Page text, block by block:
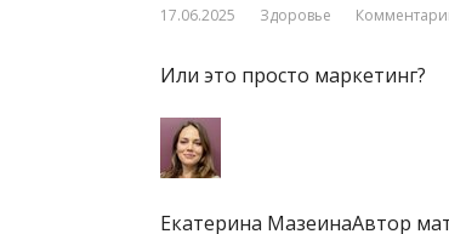
17.06.2025 Здоровье
Или это просто маркетинг?
Екатерина МазеинаАвтор